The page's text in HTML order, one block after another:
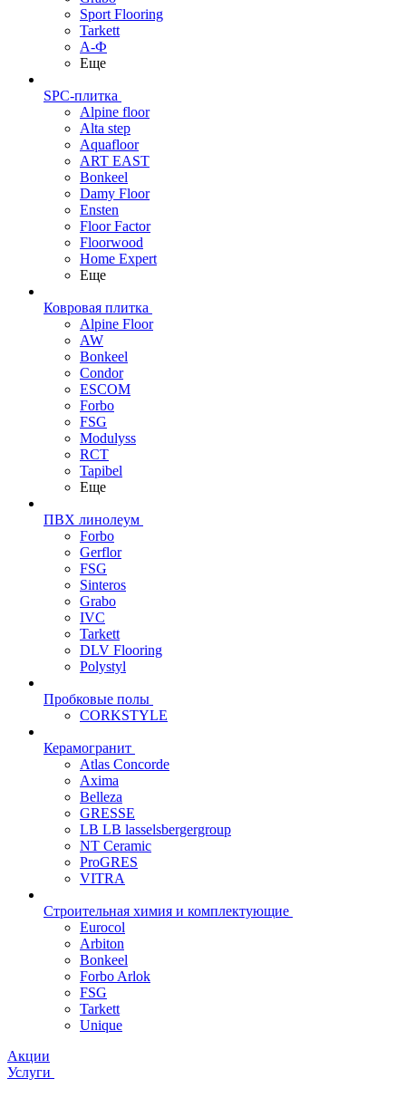
Sport Flooring
Tarkett
А-Ф
Еще
SPC-плитка
Alpine floor
Alta step
Aquafloor
ART EAST
Bonkeel
Damy Floor
Ensten
Floor Factor
Floorwood
Home Expert
Еще
Ковровая плитка
Alpine Floor
AW
Bonkeel
Condor
ESCOM
Forbo
FSG
Modulyss
RCT
Tapibel
Еще
ПВХ линолеум
Forbo
Gerflor
FSG
Sinteros
Grabo
IVC
Tarkett
DLV Flooring
Polystyl
Пробковые полы
CORKSTYLE
Керамогранит
Atlas Concorde
Axima
Belleza
GRESSE
LB LB lasselsbergergroup
NT Ceramic
ProGRES
VITRA
Строительная химия и комплектующие
Eurocol
Arbiton
Bonkeel
Forbo Arlok
FSG
Tarkett
Unique
Акции
Услуги